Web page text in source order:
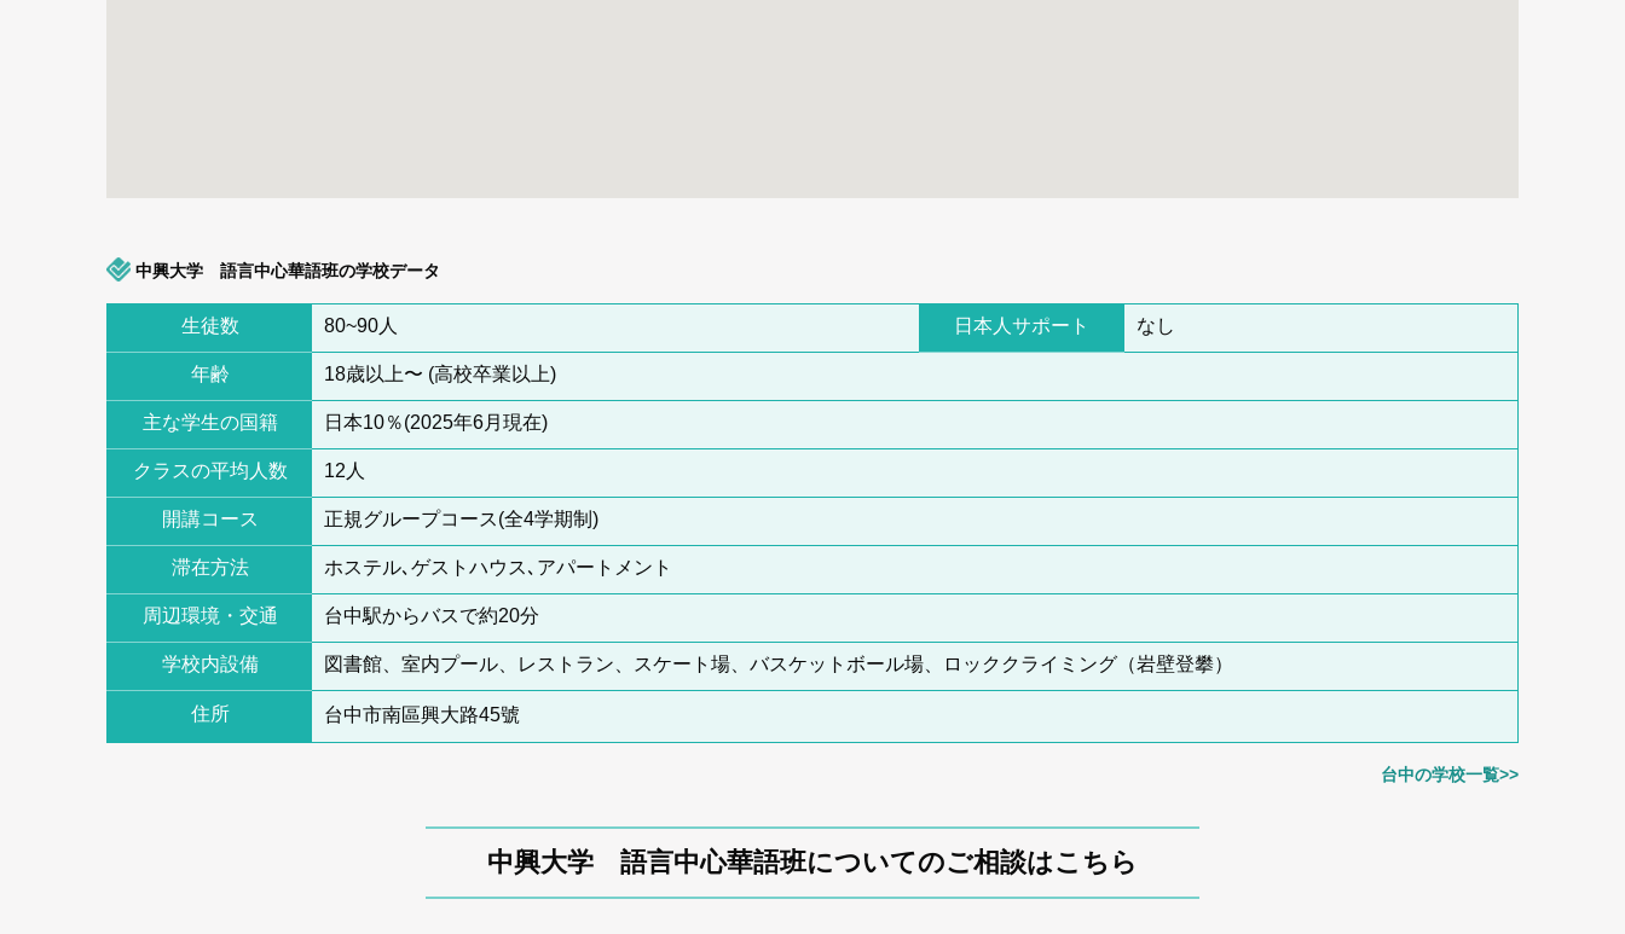
中興大学 語言中心華語班の学校データ
生徒数 80~90人 日本人サポート なし
年齢 18歳以上〜 (高校卒業以上)
主な学生の国籍 日本10％(2025年6月現在)
クラスの平均人数 12人
開講コース 正規グループコース(全4学期制)
滞在方法 ホステル､ゲストハウス､アパートメント
周辺環境・交通 台中駅からバスで約20分
学校内設備 図書館、室内プール、レストラン、スケート場、バスケットボール場、ロッククライミング（岩壁登攀）
住所 台中市南區興大路45號
台中の学校一覧>>
中興大学 語言中心華語班についてのご相談はこちら